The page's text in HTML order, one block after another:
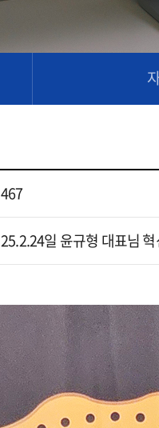
467
25.2.24일 윤규형 대표님